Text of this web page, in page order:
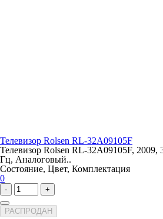
Телевизор Rolsen RL-32A09105F
Телевизор Rolsen RL-32A09105F, 2009,
Гц, Аналоговый..
Состояние, Цвет, Комплектация
0
- +
РАСПРОДАН